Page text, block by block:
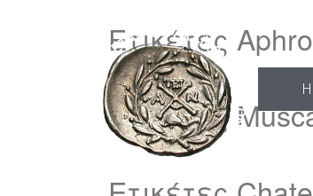
Η
Ετικέτες
Ετικέτες